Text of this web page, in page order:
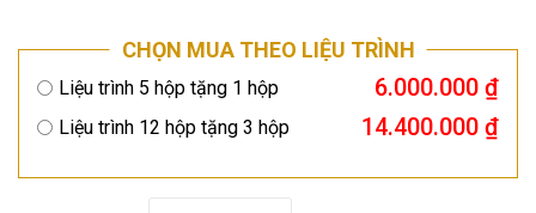
CHỌN MUA THEO LIỆU TRÌNH
Liệu trình 5 hộp tặng 1 hộp 6.000.000 ₫
Liệu trình 12 hộp tặng 3 hộp 14.400.000 ₫